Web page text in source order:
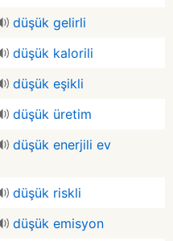
düşük gelirli
düşük kalorili
düşük eşikli
düşük üretim
düşük enerjili ev
düşük riskli
düşük emisyon